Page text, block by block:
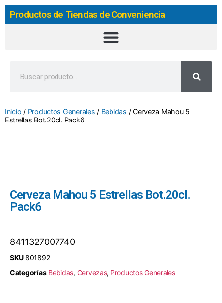
Productos de Tiendas de Conveniencia
Inicio / Productos Generales / Bebidas / Cerveza Mahou 5
Estrellas Bot.20cl. Pack6
Cerveza Mahou 5 Estrellas Bot.20cl.
Pack6
8411327007740
SKU801892
Categorías Bebidas, Cervezas, Productos Generales